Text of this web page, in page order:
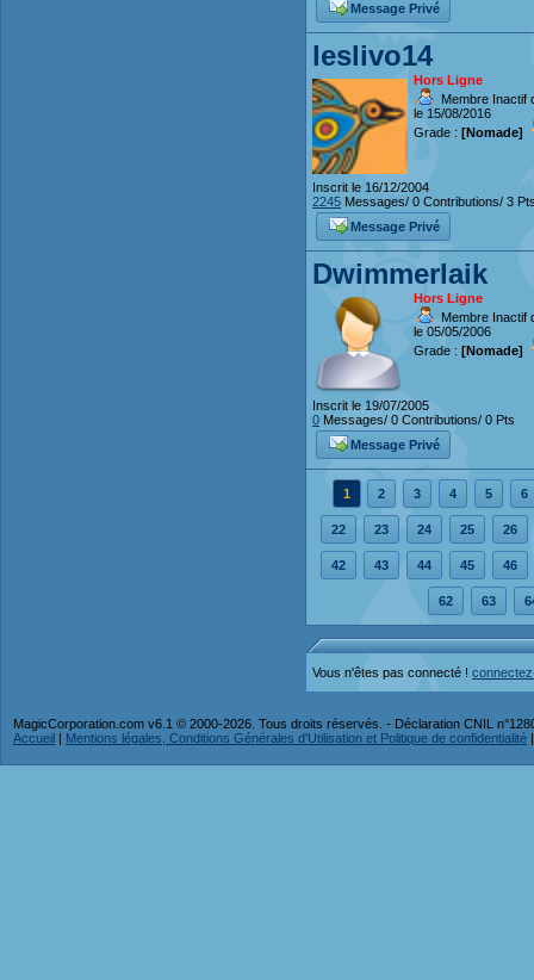
Message Privé
leslivo14
Hors Ligne
Membre Inactif
le 15/08/2016
Grade : [Nomade]
Inscrit le 16/12/2004
2245 Messages/ 0 Contributions/ 3
Message Privé
Dwimmerlaik
Hors Ligne
Membre Inactif
le 05/05/2006
Grade : [Nomade]
Inscrit le 19/07/2005
0 Messages/ 0 Contributions/ 0 Pts
Message Privé
1 2 3 4 5 6
22 23 24 25 26
42 43 44 45 46
62 63
Vous n'êtes pas connecté !
MagicCorporation.com v6.1 © 2000-2026. Tous droits réservés. - Déclaration CNIL
Accueil | Mentions légales, Conditions Générales d'Utilisation et Politique de confidentialité